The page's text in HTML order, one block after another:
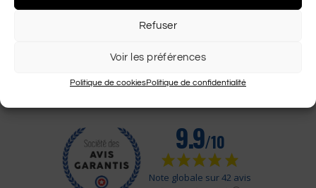
Refuser
Voir les préférences
Politique de cookiesPolitique de confidentialité